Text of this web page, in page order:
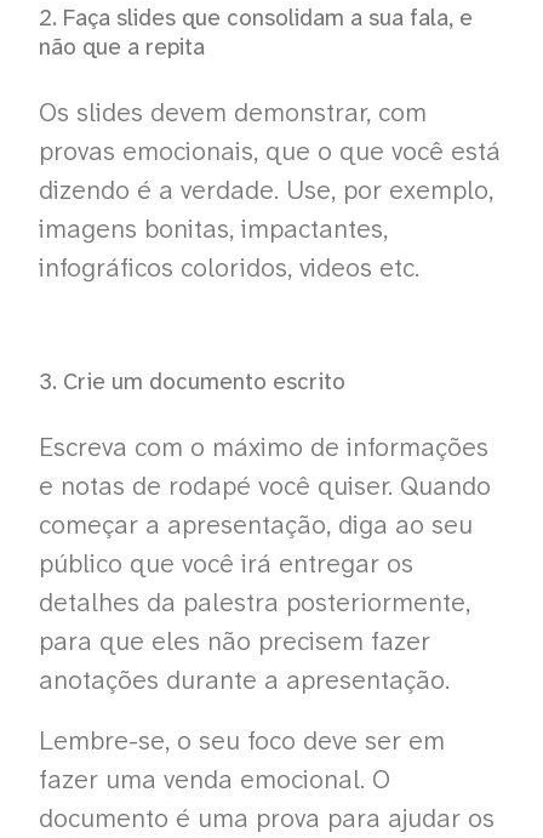
2. Faça slides que consolidam a sua fala, e
não que a repita
Os slides devem demonstrar, com
provas emocionais, que o que você está
dizendo é a verdade. Use, por exemplo,
imagens bonitas, impactantes,
infográficos coloridos, videos etc.
3. Crie um documento escrito
Escreva com o máximo de informações
e notas de rodapé você quiser. Quando
começar a apresentação, diga ao seu
público que você irá entregar os
detalhes da palestra posteriormente,
para que eles não precisem fazer
anotações durante a apresentação.
Lembre-se, o seu foco deve ser em
fazer uma venda emocional. O
documento é uma prova para ajudar os